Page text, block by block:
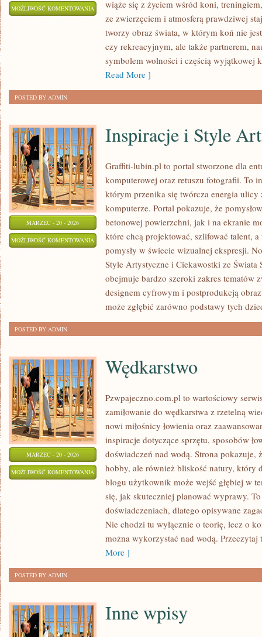
MOŻLIWOŚĆ KOMENTOWANIA RASY
KONI
wiąże się z życiem wśród koni,
ze zwierzęciem i atmosferą prawdziwej
tworzy obraz świata, w którym koń nie
czy rekreacyjnym, ale także partnerem,
symbolem wolności i częścią wyjątkowej
Read More ]
POSTED BY ADMIN
MARZEC - 20 - 2026
MOŻLIWOŚĆ KOMENTOWANIA INSPIRACJE
STYLE
ARTYSTYCZNE
Inspiracje i Style
Graffiti-lubin.pl to portal stworzone dla
komputerowej oraz retuszu fotografii. To
którym przenika się twórcza energia ulicy
komputerze. Portal pokazuje, że
betonowej powierzchni, jak i na ekranie
które chcą projektować, szlifować talent,
pomysły w świecie wizualnej ekspresji.
Style Artystyczne i Ciekawostki ze
obejmuje bardzo szeroki zakres tematów
designem cyfrowym i postprodukcją
może zgłębić zarówno podstawy tych
POSTED BY ADMIN
MARZEC - 20 - 2026
MOŻLIWOŚĆ KOMENTOWANIA WĘDKARSTWO
Wędkarstwo
Pzwpajeczno.com.pl to wartościowy
zamiłowanie do wędkarstwa z rzetelną
nowi miłośnicy łowienia oraz
inspiracje dotyczące sprzętu, sposobów
doświadczeń nad wodą. Strona pokazuje,
hobby, ale również bliskość natury, który
blogu użytkownik może wejść głębiej w
się, jak skuteczniej planować wyprawy.
doświadczeniach, dlatego opisywane
Nie chodzi tu wyłącznie o teorię, lecz o
można wykorzystać nad wodą. Przeczytaj
More ]
POSTED BY ADMIN
Inne wpisy